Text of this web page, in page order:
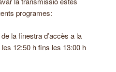
programes:
la finestra d’accès a la
12:50 h fins les 13:00 h